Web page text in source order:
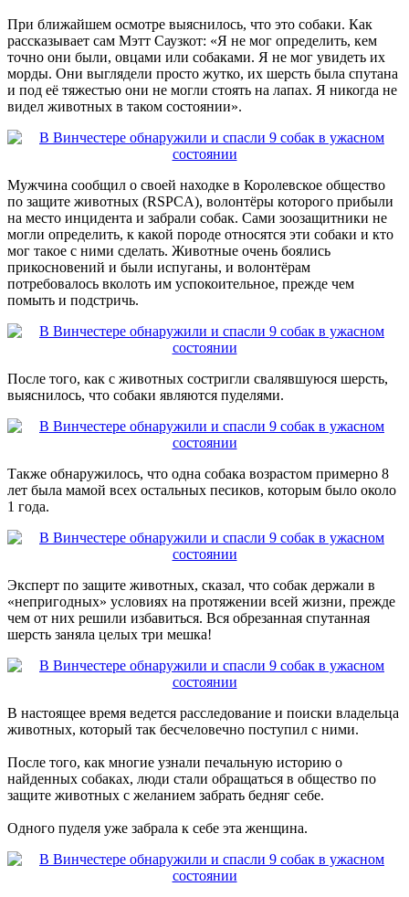
При ближайшем осмотре выяснилось, что это собаки. Как
рассказывает сам Мэтт Саузкот: «Я не мог определить, кем
точно они были, овцами или собаками. Я не мог увидеть их
морды. Они выглядели просто жутко, их шерсть была спутана
и под её тяжестью они не могли стоять на лапах. Я никогда не
видел животных в таком состоянии».
Мужчина сообщил о своей находке в Королевское общество
по защите животных (RSPCA), волонтёры которого прибыли
на место инцидента и забрали собак. Сами зоозащитники не
могли определить, к какой породе относятся эти собаки и кто
мог такое с ними сделать. Животные очень боялись
прикосновений и были испуганы, и волонтёрам
потребовалось вколоть им успокоительное, прежде чем
помыть и подстричь.
После того, как с животных состригли свалявшуюся шерсть,
выяснилось, что собаки являются пуделями.
Также обнаружилось, что одна собака возрастом примерно 8
лет была мамой всех остальных песиков, которым было около
1 года.
Эксперт по защите животных, сказал, что собак держали в
«непригодных» условиях на протяжении всей жизни, прежде
чем от них решили избавиться. Вся обрезанная спутанная
шерсть заняла целых три мешка!
В настоящее время ведется расследование и поиски владельца
животных, который так бесчеловечно поступил с ними.
После того, как многие узнали печальную историю о
найденных собаках, люди стали обращаться в общество по
защите животных с желанием забрать бедняг себе.
Одного пуделя уже забрала к себе эта женщина.